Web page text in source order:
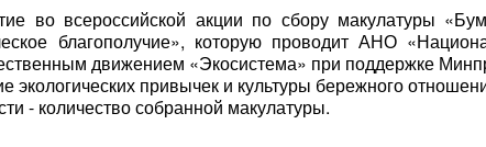
во всероссийской акции по сбору макулатуры
благополучие», которую проводит АНО
движением «Экосистема» при поддержке
привычек и культуры бережного
- количество собранной макулатуры.